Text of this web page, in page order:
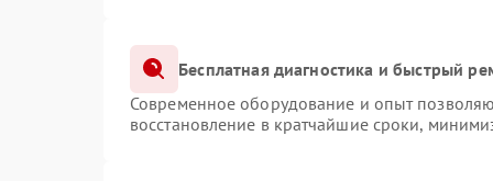
Бесплатная диагностика и быстрый
Современное оборудование и опыт
восстановление в кратчайшие сроки,